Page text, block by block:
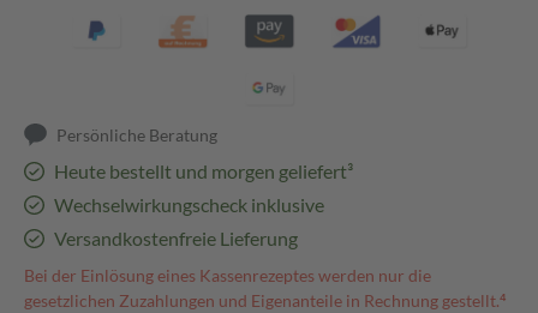
Persönliche Beratung
Heute bestellt und morgen geliefert³
Wechselwirkungscheck inklusive
Versandkostenfreie Lieferung
Bei der Einlösung eines Kassenrezeptes werden nur die
gesetzlichen Zuzahlungen und Eigenanteile in Rechnung gestellt.⁴